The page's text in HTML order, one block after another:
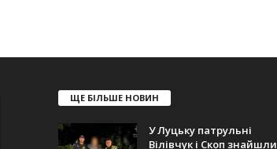
ЩЕ БІЛЬШЕ НОВИН
У Луцьку патрульні
Вілівчук і Скоп знайшли